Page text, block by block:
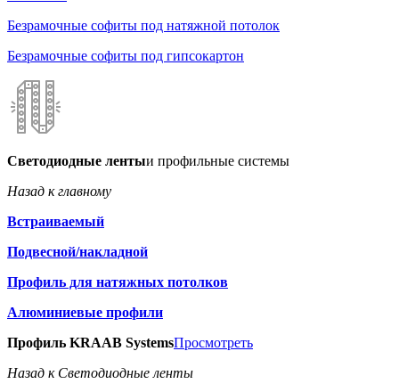
Безрамочные софиты под натяжной потолок
Безрамочные софиты под гипсокартон
Светодиодные лентыи профильные системы
Назад к главному
Встраиваемый
Подвесной/накладной
Профиль для натяжных потолков
Алюминиевые профили
Профиль KRAAB SystemsПросмотреть
Назад к Светодиодные ленты